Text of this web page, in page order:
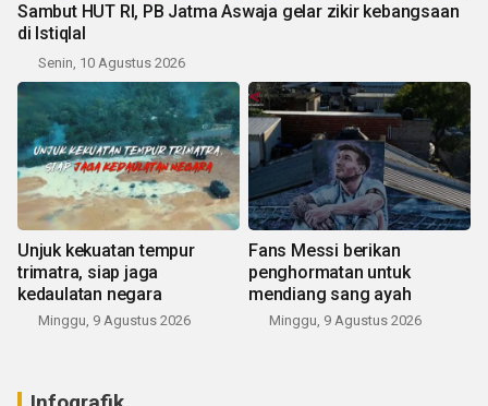
Sambut HUT RI, PB Jatma Aswaja gelar zikir kebangsaan
di Istiqlal
Senin, 10 Agustus 2026
Unjuk kekuatan tempur
trimatra, siap jaga
kedaulatan negara
Minggu, 9 Agustus 2026
Fans Messi berikan
penghormatan untuk
mendiang sang ayah
Minggu, 9 Agustus 2026